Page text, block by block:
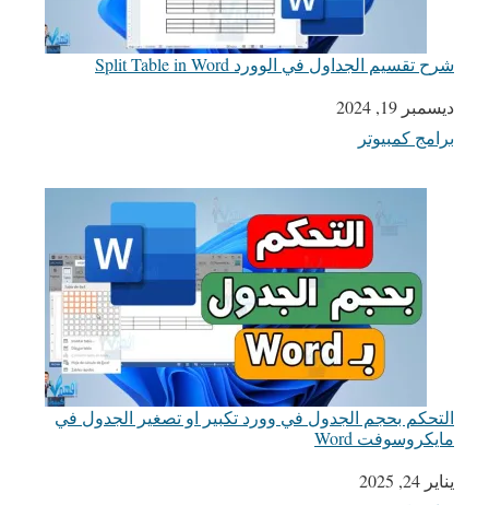
شرح تقسيم الجداول في الوورد Split Table in Word
التاريخ
ديسمبر 19, 2024
في ما يتعلق بما يأتي
برامج كمبيوتر
التحكم بحجم الجدول في وورد تكبير او تصغير الجدول في
مايكروسوفت Word
التاريخ
يناير 24, 2025